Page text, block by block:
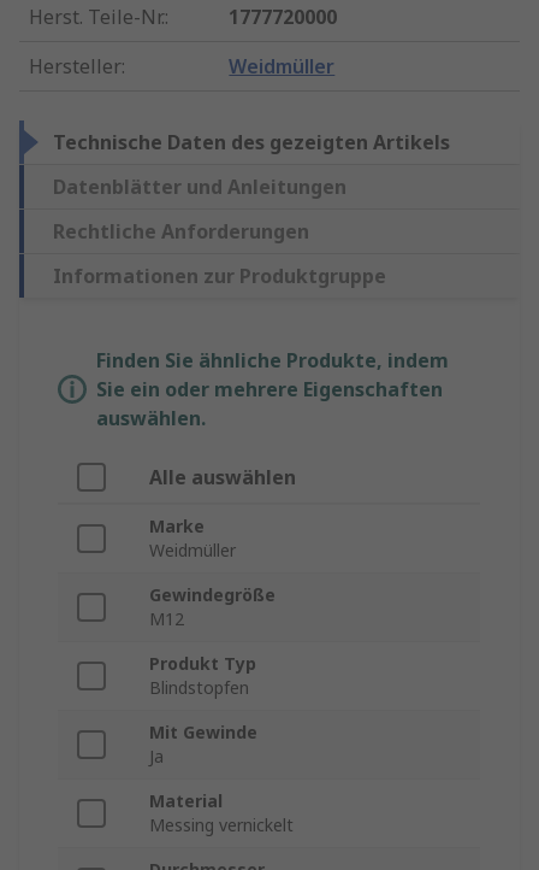
Herst. Teile-Nr.:
1777720000
Hersteller: Weidmüller
Technische Daten des gezeigten Artikels
Datenblätter und Anleitungen
Rechtliche Anforderungen
Informationen zur Produktgruppe
Finden Sie ähnliche Produkte, indem
Sie ein oder mehrere Eigenschaften
auswählen.
Alle auswählen
Marke
Weidmüller
Gewindegröße
M12
Produkt Typ
Blindstopfen
Mit Gewinde
Ja
Material
Messing vernickelt